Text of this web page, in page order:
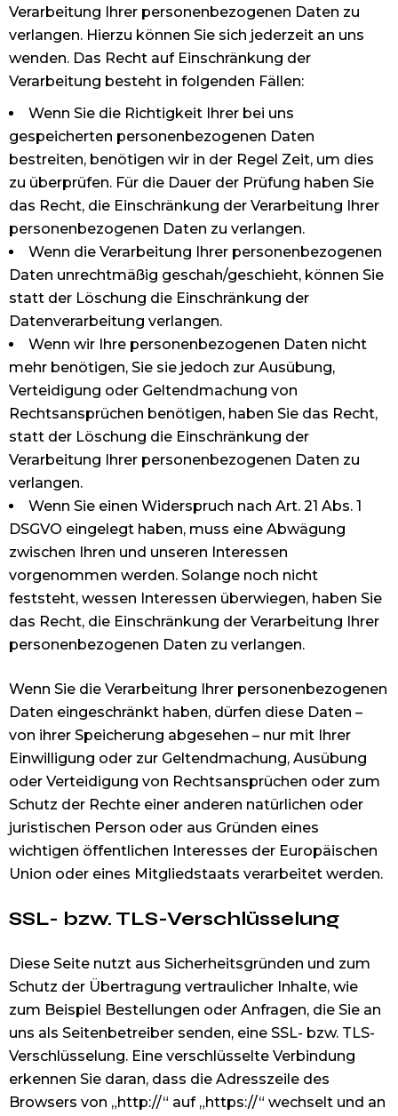
Verarbeitung Ihrer personenbezogenen Daten zu
verlangen. Hierzu können Sie sich jederzeit an uns
wenden. Das Recht auf Einschränkung der
Verarbeitung besteht in folgenden Fällen:
Wenn Sie die Richtigkeit Ihrer bei uns
gespeicherten personenbezogenen Daten
bestreiten, benötigen wir in der Regel Zeit, um dies
zu überprüfen. Für die Dauer der Prüfung haben Sie
das Recht, die Einschränkung der Verarbeitung Ihrer
personenbezogenen Daten zu verlangen.
Wenn die Verarbeitung Ihrer personenbezogenen
Daten unrechtmäßig geschah/geschieht, können Sie
statt der Löschung die Einschränkung der
Datenverarbeitung verlangen.
Wenn wir Ihre personenbezogenen Daten nicht
mehr benötigen, Sie sie jedoch zur Ausübung,
Verteidigung oder Geltendmachung von
Rechtsansprüchen benötigen, haben Sie das Recht,
statt der Löschung die Einschränkung der
Verarbeitung Ihrer personenbezogenen Daten zu
verlangen.
Wenn Sie einen Widerspruch nach Art. 21 Abs. 1
DSGVO eingelegt haben, muss eine Abwägung
zwischen Ihren und unseren Interessen
vorgenommen werden. Solange noch nicht
feststeht, wessen Interessen überwiegen, haben Sie
das Recht, die Einschränkung der Verarbeitung Ihrer
personenbezogenen Daten zu verlangen.
Wenn Sie die Verarbeitung Ihrer personenbezogenen
Daten eingeschränkt haben, dürfen diese Daten –
von ihrer Speicherung abgesehen – nur mit Ihrer
Einwilligung oder zur Geltendmachung, Ausübung
oder Verteidigung von Rechtsansprüchen oder zum
Schutz der Rechte einer anderen natürlichen oder
juristischen Person oder aus Gründen eines
wichtigen öffentlichen Interesses der Europäischen
Union oder eines Mitgliedstaats verarbeitet werden.
SSL- bzw. TLS-Verschlüsselung
Diese Seite nutzt aus Sicherheitsgründen und zum
Schutz der Übertragung vertraulicher Inhalte, wie
zum Beispiel Bestellungen oder Anfragen, die Sie an
uns als Seitenbetreiber senden, eine SSL- bzw. TLS-
Verschlüsselung. Eine verschlüsselte Verbindung
erkennen Sie daran, dass die Adresszeile des
Browsers von „http://“ auf „https://“ wechselt und an